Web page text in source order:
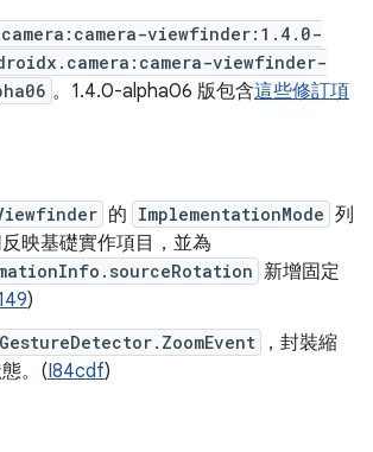
viewfinder:1.4.0-
viewfinder-
。1.4.0-alpha06 版包含這些修訂項
的 ImplementationMode 列
映基礎實作項目，並為
新增固定
)
，封裝縮
。(I84cdf)